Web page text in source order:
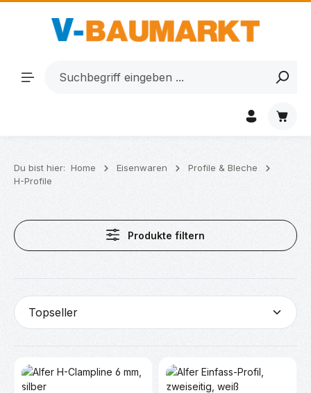
Zum Hauptinhalt springen
Du bist hier: Home Eisenwaren
Profile & Bleche
H-Profile
Produkte filtern